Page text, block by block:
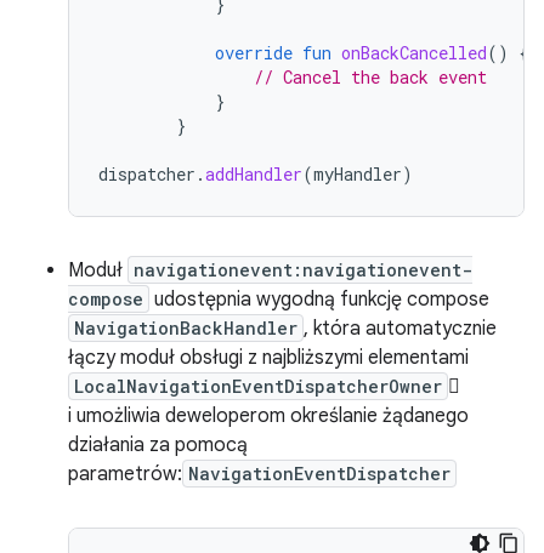
override fun onBackCancelled()
{
// Cancel the back event
}
}
dispatcher .addHandler(myHandler)
Moduł navigationevent:navigationevent-
compose udostępnia wygodną funkcję compose
NavigationBackHandler , która automatycznie
łączy moduł obsługi z najbliższymi elementami
LocalNavigationEventDispatcherOwner 
i umożliwia deweloperom określanie żądanego
działania za pomocą
parametrów: NavigationEventDispatcher